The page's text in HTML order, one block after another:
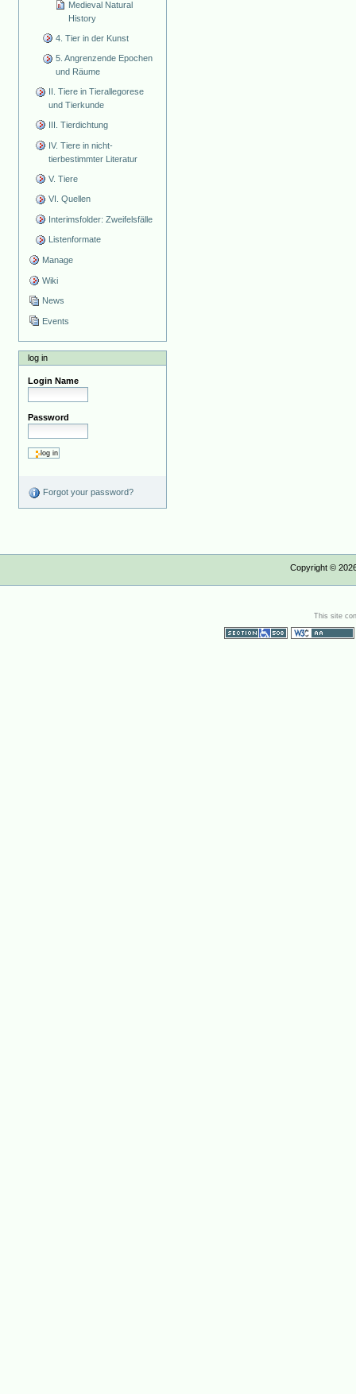
Medieval Natural
History
4. Tier in der Kunst
5. Angrenzende Epochen
und Räume
II. Tiere in Tierallegorese
und Tierkunde
III. Tierdichtung
IV. Tiere in nicht-
tierbestimmter Literatur
V. Tiere
VI. Quellen
Interimsfolder: Zweifelsfälle
Listenformate
Manage
Wiki
News
Events
log in
Login Name
Password
Forgot your password?
Copyright ©
This site